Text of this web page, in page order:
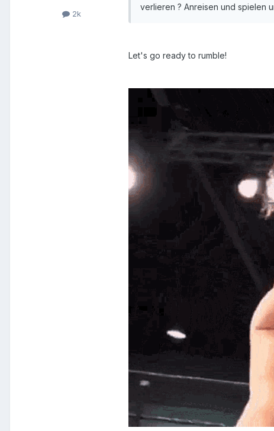
2k
verlieren ? Anreisen und spielen
Let's go ready to rumble!